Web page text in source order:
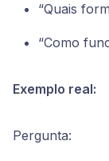
“Quais
“Como
Exemplo real:
Pergunta: